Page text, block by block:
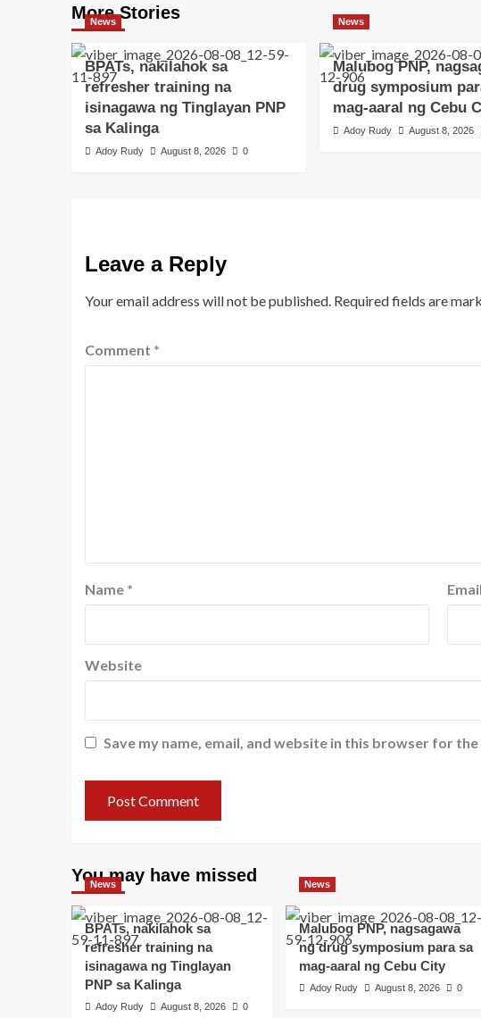
More Stories
News
BPATs, nakilahok sa
refresher training na
isinagawa ng Tinglayan PNP
sa Kalinga
Adoy Rudy August 8, 2026 0
News
Malubog PNP,
drug symposium
mag-aaral ng Cebu
Adoy Rudy August 8, 2026
Leave a Reply
Your email address will not be published. Required fields are
Comment *
Name * Email
Website
Save my name, email, and website in this browser for
You may have missed
News
BPATs, nakilahok sa
refresher training na
isinagawa ng Tinglayan
PNP sa Kalinga
Adoy Rudy August 8, 2026 0
News
Malubog PNP, nagsagawa
ng drug symposium para sa
mag-aaral ng Cebu City
Adoy Rudy August 8, 2026 0